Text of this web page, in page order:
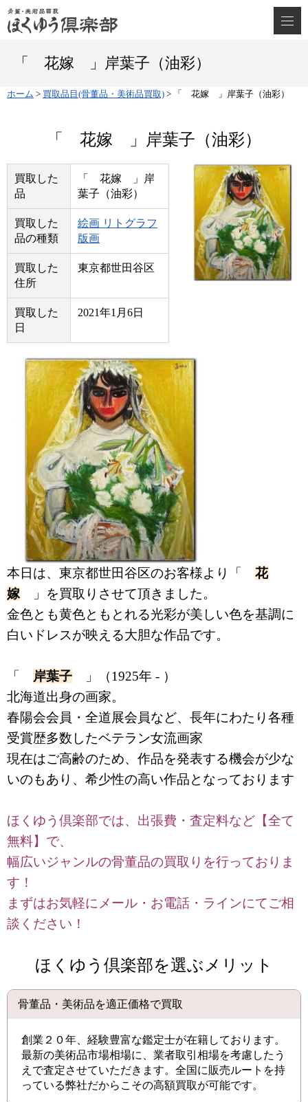
「 花嫁 」岸葉子（油彩）
ホーム > 買取品目(骨董品・美術品買取) > 「 花嫁 」岸葉子（油彩）
「 花嫁 」岸葉子（油彩）
買取した
品
「 花嫁 」岸
葉子（油彩）
買取した
品の種類
絵画 リトグラフ
版画
買取した
住所
東京都世田谷区
買取した
日
2021年1月6日
本日は、東京都世田谷区のお客様より「 花
嫁 」を買取りさせて頂きました。
金色とも黄色ともとれる光彩が美しい色を基調に
白いドレスが映える大胆な作品です。
「 岸葉子 」（1925年 - ）
北海道出身の画家。
春陽会会員・全道展会員など、長年にわたり各種
受賞歴多数したベテラン女流画家
現在はご高齢のため、作品を発表する機会が少な
いのもあり、希少性の高い作品となっております
ほくゆう倶楽部では、出張費・査定料など【全て
無料】で、
幅広いジャンルの骨董品の買取りを行っておりま
す！
まずはお気軽にメール・お電話・ラインにてご相
談ください！
ほくゆう倶楽部を選ぶメリット
骨董品・美術品を適正価格で買取
創業２０年、経験豊富な鑑定士が在籍しております。
最新の美術品市場相場に、業者取引相場を考慮したう
えで査定させていただきます。全国に販売ルートを持
っている弊社だからこその高額買取が可能です。